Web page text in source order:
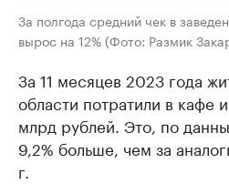
За полгода средний чек в
вырос на 12% (Фото: Размик
За 11 месяцев 2023 года
области потратили в кафе
млрд рублей. Это, по
9,2% больше, чем за
г.